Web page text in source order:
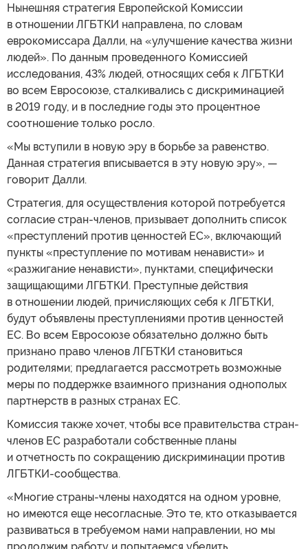
Нынешняя стратегия Европейской Комиссии
в отношении ЛГБТКИ направлена, по словам
еврокомиссара Далли, на «улучшение качества жизни
людей». По данным проведенного Комиссией
исследования, 43% людей, относящих себя к ЛГБТКИ
во всем Евросоюзе, сталкивались с дискриминацией
в 2019 году, и в последние годы это процентное
соотношение только росло.
«Мы вступили в новую эру в борьбе за равенство.
Данная стратегия вписывается в эту новую эру», —
говорит Далли.
Стратегия, для осуществления которой потребуется
согласие стран-членов, призывает дополнить список
«преступлений против ценностей ЕС», включающий
пункты «преступление по мотивам ненависти» и
«разжигание ненависти», пунктами, специфически
защищающими ЛГБТКИ. Преступные действия
в отношении людей, причисляющих себя к ЛГБТКИ,
будут объявлены преступлениями против ценностей
ЕС. Во всем Евросоюзе обязательно должно быть
признано право членов ЛГБТКИ становиться
родителями; предлагается рассмотреть возможные
меры по поддержке взаимного признания однополых
партнерств в разных странах ЕС.
Комиссия также хочет, чтобы все правительства стран-
членов ЕС разработали собственные планы
и отчетность по сокращению дискриминации против
ЛГБТКИ-сообщества.
«Многие страны-члены находятся на одном уровне,
но имеются еще несогласные. Это те, кто отказывается
развиваться в требуемом нами направлении, но мы